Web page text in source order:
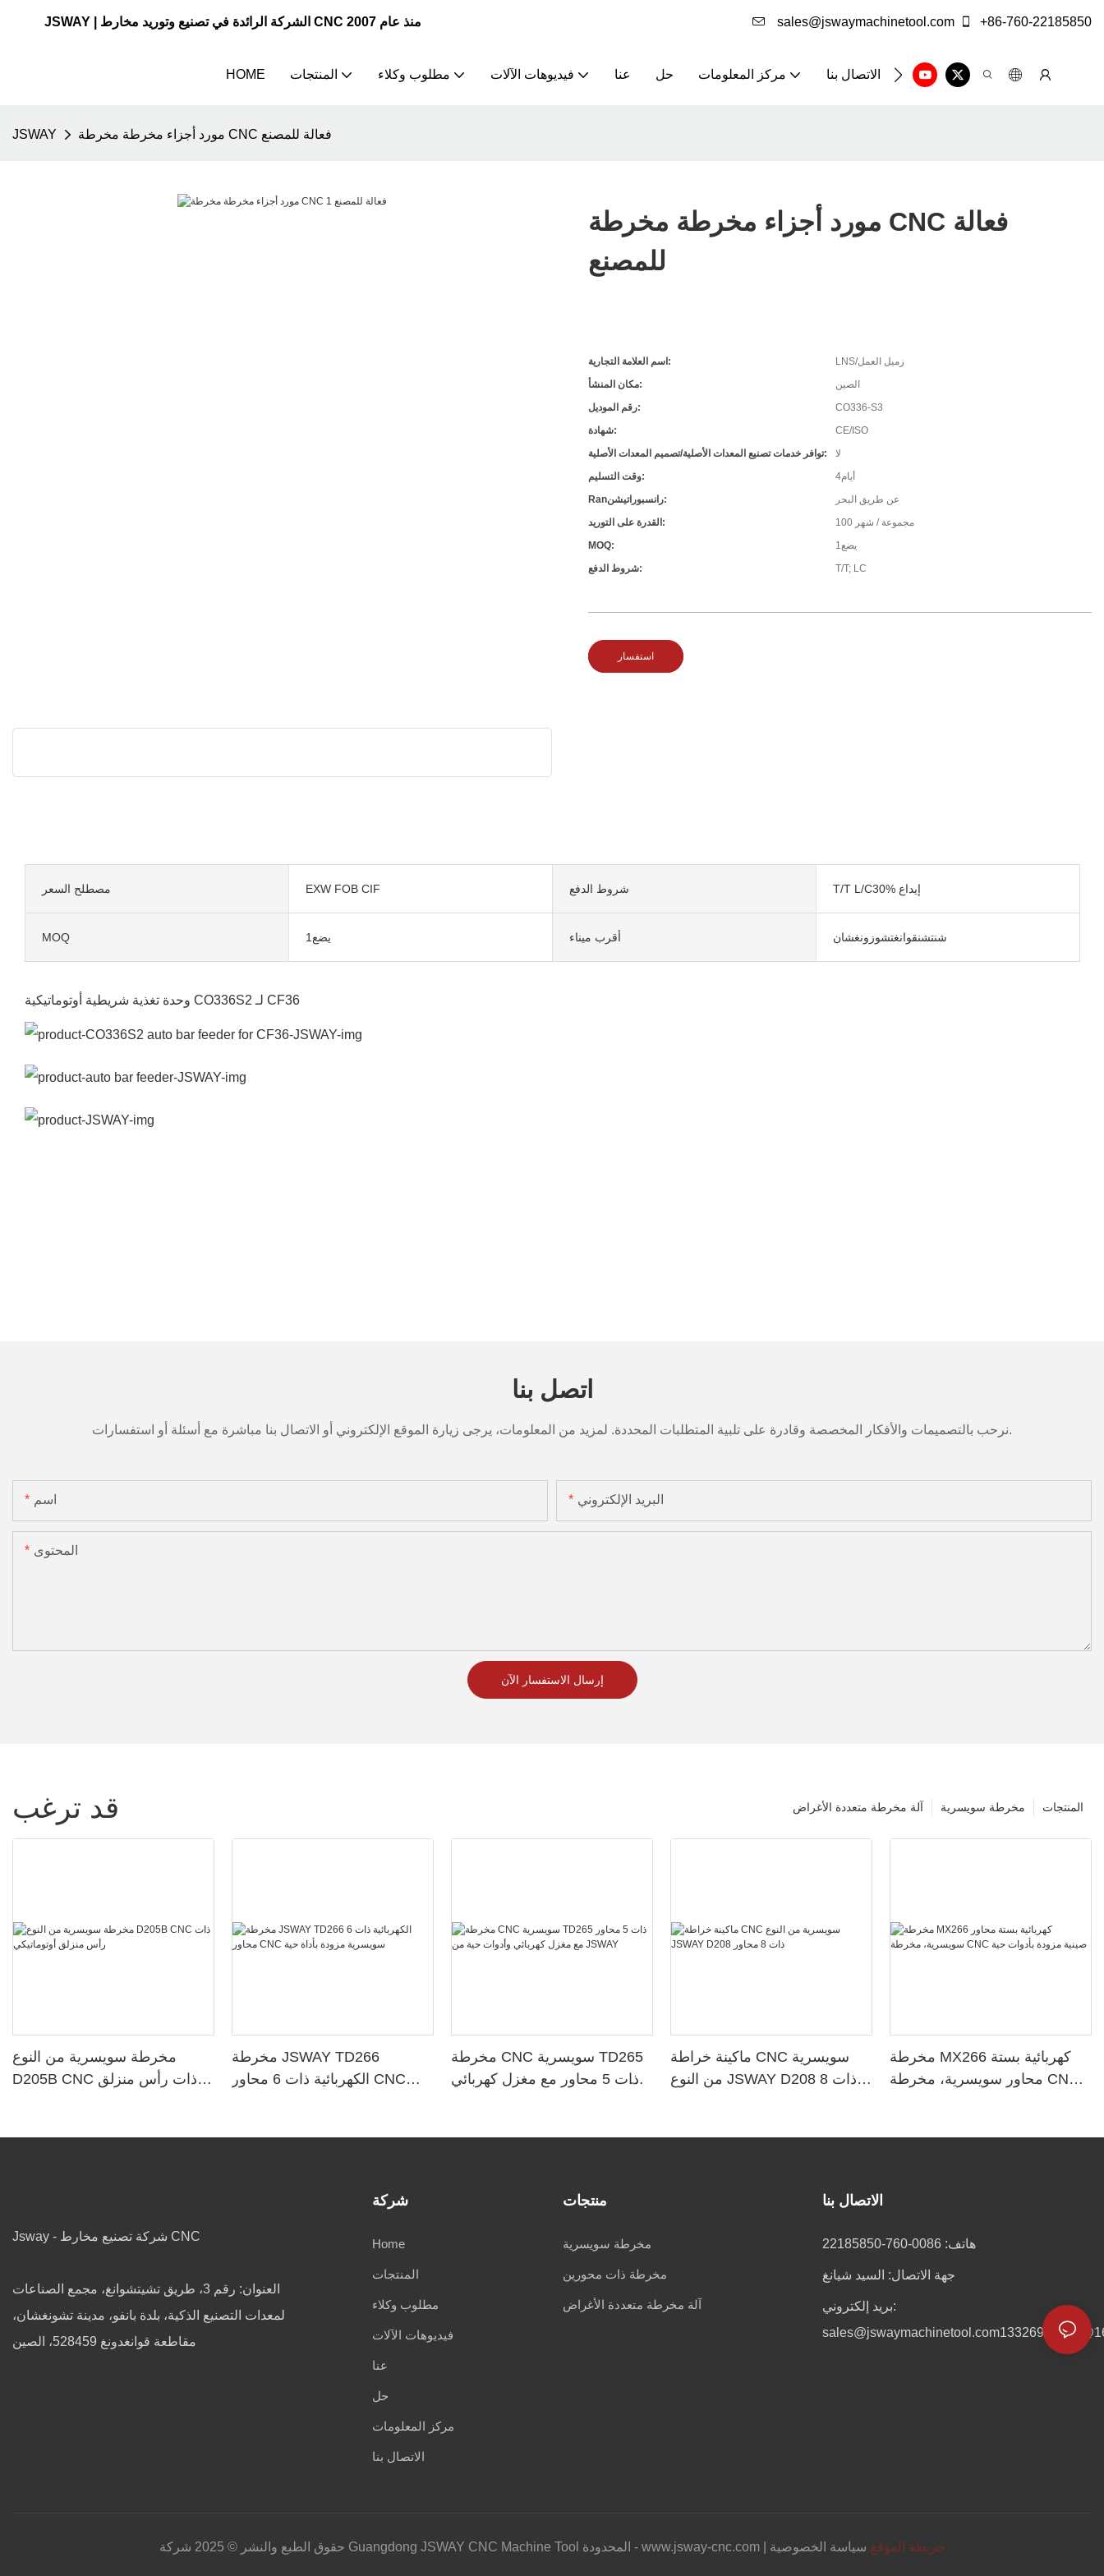
JSWAY | الشركة الرائدة في تصنيع وتوريد مخارط CNC منذ عام 2007 sales@jswaymachinetool.com +86-760-22185850
HOME المنتجات مطلوب وكلاء فيديوهات الآلات عنا حل مركز المعلومات الاتصال بنا
JSWAY مورد أجزاء مخرطة مخرطة CNC فعالة للمصنع
مورد أجزاء مخرطة مخرطة CNC فعالة
للمصنع
اسم العلامة التجارية:
LNS/زميل العمل
مكان المنشأ:
الصين
رقم الموديل:
CO336-S3
شهادة:
CE/ISO
توافر خدمات تصنيع المعدات الأصلية/تصميم المعدات الأصلية:
لا
وقت التسليم:
أيام4
Ranرانسبوراتيشن:
عن طريق البحر
القدرة على التوريد:
100 مجموعة / شهر
MOQ:
يضع1
شروط الدفع:
T/T; LC
استفسار
مصطلح السعر EXW FOB CIF شروط الدفع T/T L/C30% إيداع
MOQ يضع1 أقرب ميناء شنتشنقوانغتشوزونغشان
وحدة تغذية شريطية أوتوماتيكية CO336S2 لـ CF36
اتصل بنا
نرحب بالتصميمات والأفكار المخصصة وقادرة على تلبية المتطلبات المحددة. لمزيد من المعلومات، يرجى زيارة الموقع الإلكتروني أو الاتصال بنا مباشرة مع أسئلة أو استفسارات.
اسم البريد الإلكتروني
المحتوى
إرسال الاستفسار الآن
قد ترغب المنتجات مخرطة سويسرية آلة مخرطة متعددة الأغراض
مخرطة سويسرية من النوع
D205B CNC ذات رأس منزلق
مخرطة JSWAY TD266
الكهربائية ذات 6 محاور CNC
مخرطة CNC سويسرية TD265
ذات 5 محاور مع مغزل كهربائي
ماكينة خراطة CNC سويسرية
من النوع JSWAY D208 ذات 8
مخرطة MX266 كهربائية بستة
محاور سويسرية، مخرطة CNC
Jsway - شركة تصنيع مخارط CNC
العنوان: رقم 3، طريق تشيتشوانغ، مجمع الصناعات
لمعدات التصنيع الذكية، بلدة بانفو، مدينة تشونغشان،
مقاطعة قوانغدونغ 528459، الصين
شركة
Home
المنتجات
مطلوب وكلاء
فيديوهات الآلات
عنا
حل
مركز المعلومات
الاتصال بنا
منتجات
مخرطة سويسرية
مخرطة ذات محورين
آلة مخرطة متعددة الأغراض
الاتصال بنا
هاتف: 0086-760-22185850
جهة الاتصال: السيد شيانغ
بريد إلكتروني:
sales@jswaymachinetool.com
حقوق الطبع والنشر © 2025 شركة Guangdong JSWAY CNC Machine Tool المحدودة - www.jsway-cnc.com | خريطة الموقع سياسة الخصوصية